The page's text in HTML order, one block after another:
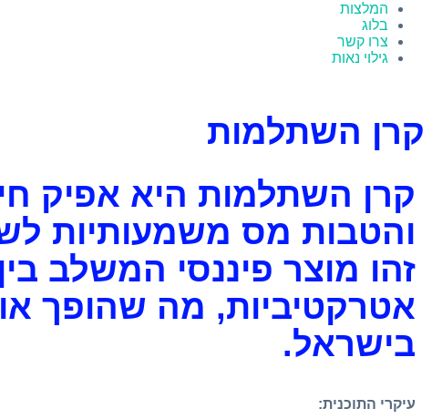
המלצות
בלוג
צרו קשר
גילוי נאות
קרן השתלמות
קרן השתלמות היא אפיק
והטבות מס משמעותיות
זהו מוצר פיננסי המשלב
אטרקטיביות, מה שהופך
בישראל.
עיקרי התוכנית: